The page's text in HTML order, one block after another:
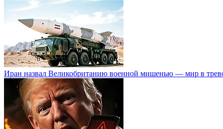
Иран назвал Великобританию военной мишенью — мир в